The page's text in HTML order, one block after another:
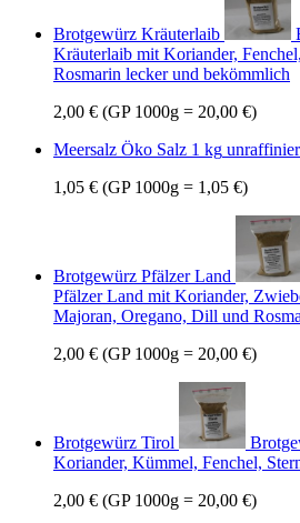
Brotgewürz Kräuterlaib
Kräuterlaib mit Koriander,
Rosmarin lecker und bekömmlich
2,00 € (GP 1000g = 20,00 €)
Meersalz Öko Salz 1 kg
1,05 € (GP 1000g = 1,05 €)
Brotgewürz Pfälzer Land
Pfälzer Land mit Koriander,
Majoran, Oregano, Dill und
2,00 € (GP 1000g = 20,00 €)
Brotgewürz Tirol
Koriander, Kümmel, Fenchel,
2,00 € (GP 1000g = 20,00 €)